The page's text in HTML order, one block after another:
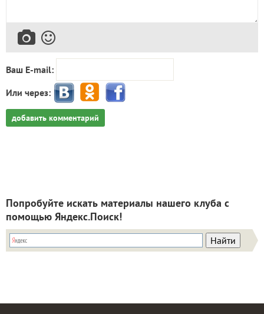
Ваш E-mail:
Или через:
добавить комментарий
Попробуйте искать материалы нашего клуба с
помощью Яндекс.Поиск!